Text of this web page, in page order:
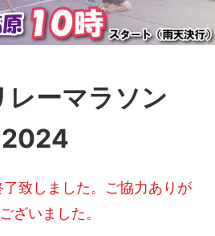
レーマラソン
2024
致しました。ご協力ありが
ざいました。